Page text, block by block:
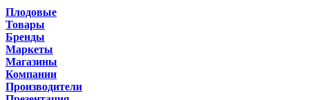
Плодовые
Товары
Бренды
Маркеты
Магазины
Компании
Производители